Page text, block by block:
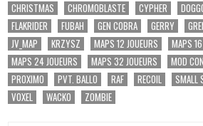
CHRISTMAS
CHROMOBLASTE CYPHER
FLAKRIDER
FUBAH GEN COBRA GERRY
JV_MAP
KRZYSZ MAPS 12 JOUEURS
MAPS
MAPS 24 JOUEURS
MAPS 32 JOUEURS MOD
PROXIMO
PVT. BALLO RAF RECOIL SMALL
VOXEL
WACKO ZOMBIE